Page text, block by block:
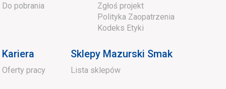
Do pobrania
Zgłoś projekt
Polityka Zaopatrzenia
Kodeks Etyki
Kariera
Oferty pracy
Sklepy Mazurski Smak
Lista sklepów